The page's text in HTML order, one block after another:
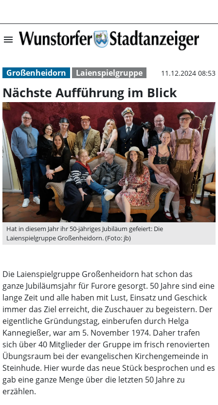
menu Nächste
Großenheidorn Laienspielgruppe 11.12.2024 08:53
Nächste Aufführung im Blick
Hat in diesem Jahr ihr 50-jähriges Jubiläum gefeiert: Die
Laienspielgruppe Großenheidorn. (Foto: jb)
Die Laienspielgruppe Großenheidorn hat schon das
ganze Jubiläumsjahr für Furore gesorgt. 50 Jahre sind eine
lange Zeit und alle haben mit Lust, Einsatz und Geschick
immer das Ziel erreicht, die Zuschauer zu begeistern. Der
eigentliche Gründungstag, einberufen durch Helga
Kannegießer, war am 5. November 1974. Daher trafen
sich über 40 Mitglieder der Gruppe im frisch renovierten
Übungsraum bei der evangelischen Kirchengemeinde in
Steinhude. Hier wurde das neue Stück besprochen und es
gab eine ganze Menge über die letzten 50 Jahre zu
erzählen.